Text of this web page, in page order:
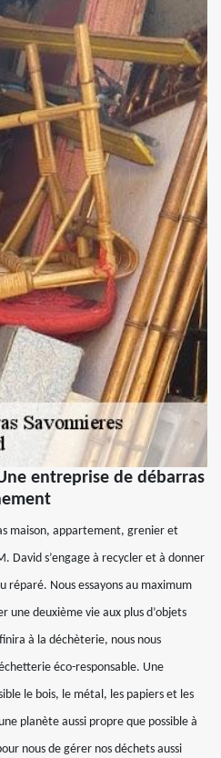
entreprise de débarras
maison, appartement, grenier et
David s’engage à recycler et à donner
réparé. Nous essayons au maximum
une deuxième vie aux plus d’objets
à la déchèterie, nous nous
éco-responsable. Une
le bois, le métal, les papiers et les
planète aussi propre que possible à
nous de gérer nos déchets aussi